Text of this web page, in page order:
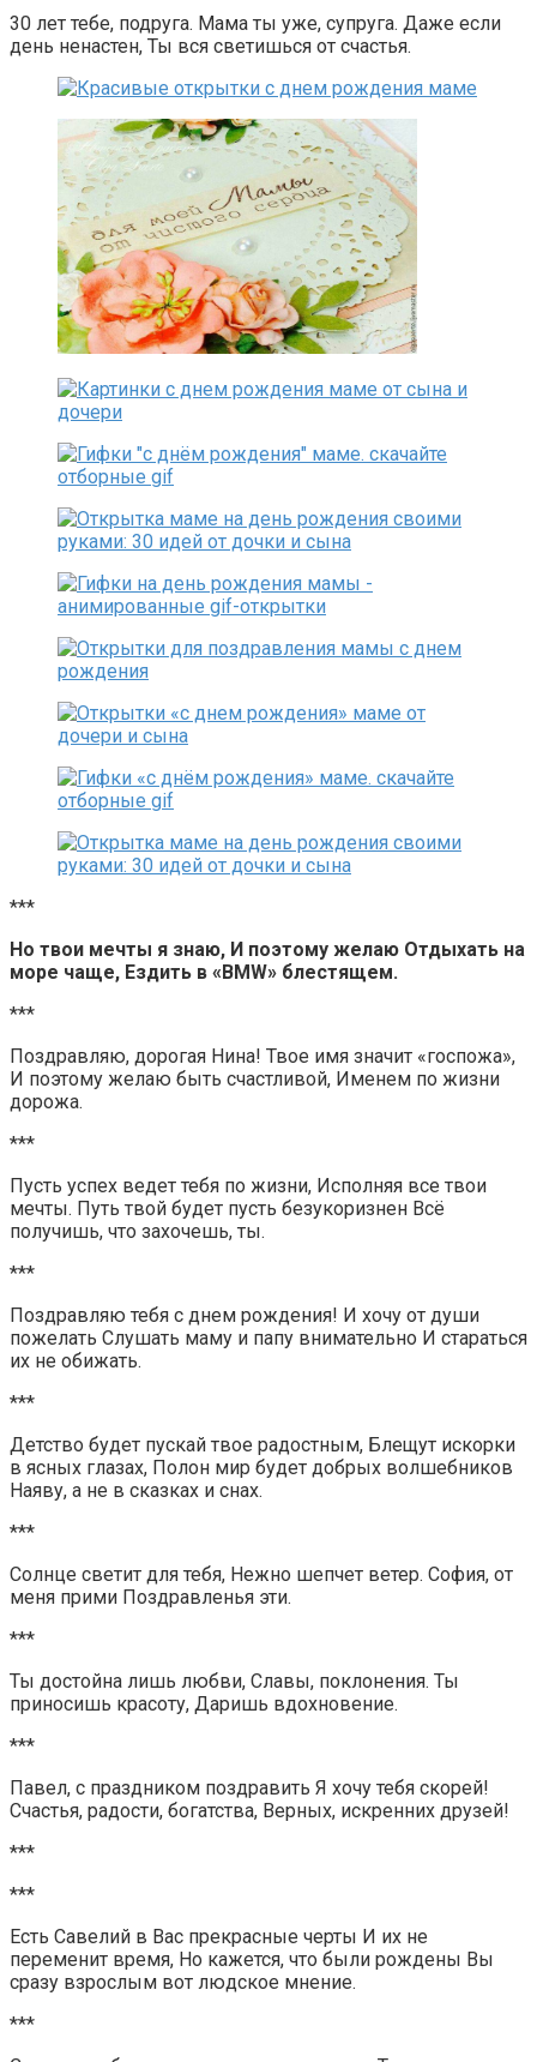
30 лет тебе, подруга. Мама ты уже, супруга. Даже если
день ненастен, Ты вся светишься от счастья.
***
Но твои мечты я знаю, И поэтому желаю Отдыхать на
море чаще, Ездить в «BMW» блестящем.
***
Поздравляю, дорогая Нина! Твое имя значит «госпожа»,
И поэтому желаю быть счастливой, Именем по жизни
дорожа.
***
Пусть успех ведет тебя по жизни, Исполняя все твои
мечты. Путь твой будет пусть безукоризнен Всё
получишь, что захочешь, ты.
***
Поздравляю тебя с днем рождения! И хочу от души
пожелать Слушать маму и папу внимательно И стараться
их не обижать.
***
Детство будет пускай твое радостным, Блещут искорки
в ясных глазах, Полон мир будет добрых волшебников
Наяву, а не в сказках и снах.
***
Солнце светит для тебя, Нежно шепчет ветер. София, от
меня прими Поздравленья эти.
***
Ты достойна лишь любви, Славы, поклонения. Ты
приносишь красоту, Даришь вдохновение.
***
Павел, с праздником поздравить Я хочу тебя скорей!
Счастья, радости, богатства, Верных, искренних друзей!
***
***
Есть Савелий в Вас прекрасные черты И их не
переменит время, Но кажется, что были рождены Вы
сразу взрослым вот людское мнение.
***